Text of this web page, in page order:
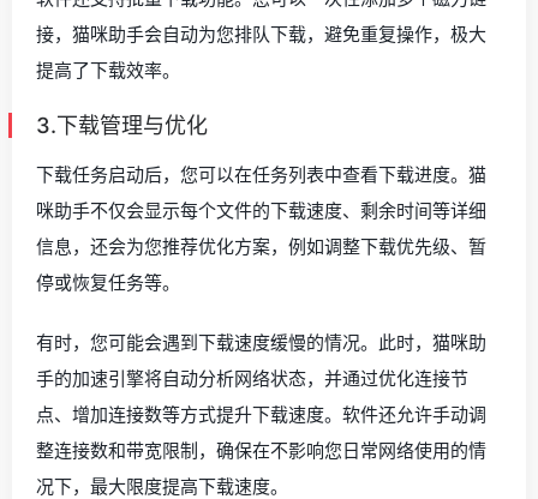
接，猫咪助手会自动为您排队下载，避免重复操作，极大
提高了下载效率。
3.下载管理与优化
下载任务启动后，您可以在任务列表中查看下载进度。猫
咪助手不仅会显示每个文件的下载速度、剩余时间等详细
信息，还会为您推荐优化方案，例如调整下载优先级、暂
停或恢复任务等。
有时，您可能会遇到下载速度缓慢的情况。此时，猫咪助
手的加速引擎将自动分析网络状态，并通过优化连接节
点、增加连接数等方式提升下载速度。软件还允许手动调
整连接数和带宽限制，确保在不影响您日常网络使用的情
况下，最大限度提高下载速度。